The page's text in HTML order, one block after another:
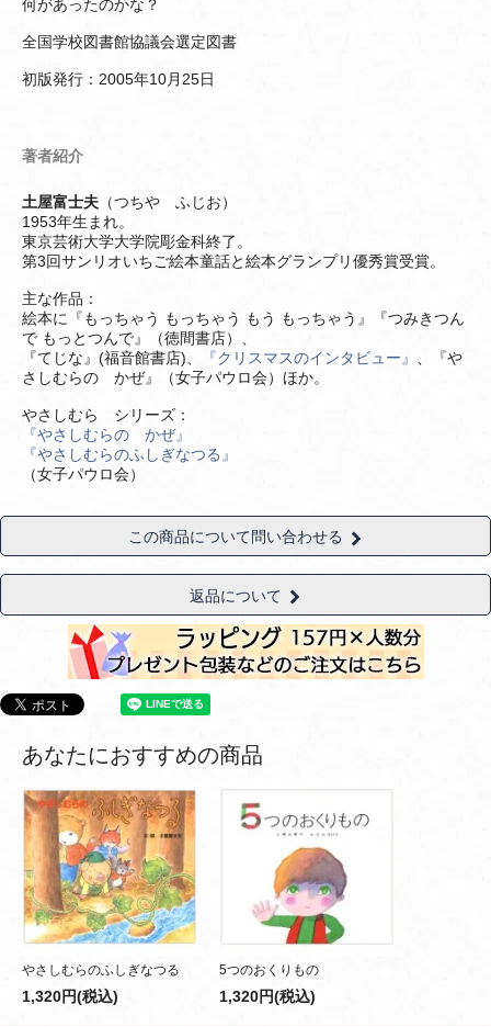
何があったのかな？
全国学校図書館協議会選定図書
初版発行：2005年10月25日
著者紹介
土屋富士夫 （つちや ふじお）
1953年生まれ。
東京芸術大学大学院彫金科終了。
第3回サンリオいちご絵本童話と絵本グランプリ優秀賞受賞。
主な作品：
絵本に『もっちゃう もっちゃう もう もっちゃう』『つみきつん
で もっとつんで』（徳間書店）、
『てじな』(福音館書店)、
『クリスマスのインタビュー』
、『や
さしむらの かぜ』（女子パウロ会）ほか。
やさしむら シリーズ：
『やさしむらの かぜ』
『やさしむらのふしぎなつる』
（女子パウロ会）
この商品について問い合わせる
返品について
あなたにおすすめの商品
やさしむらのふしぎなつる
1,320円(税込)
5つのおくりもの
1,320円(税込)